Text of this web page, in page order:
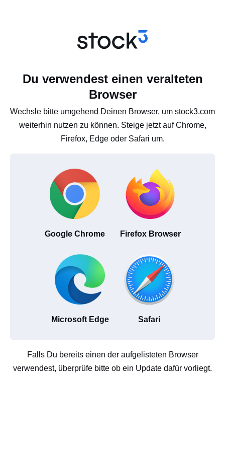
Du verwendest einen veralteten
Browser
Wechsle bitte umgehend Deinen Browser, um stock3.com
weiterhin nutzen zu können. Steige jetzt auf Chrome,
Firefox, Edge oder Safari um.
Google Chrome Firefox Browser
Microsoft Edge Safari
Falls Du bereits einen der aufgelisteten Browser
verwendest, überprüfe bitte ob ein Update dafür vorliegt.